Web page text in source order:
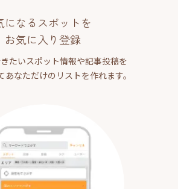
になるスポットを
お気に入り登録
たいスポット情報や記事投稿を
あなただけのリストを作れます。